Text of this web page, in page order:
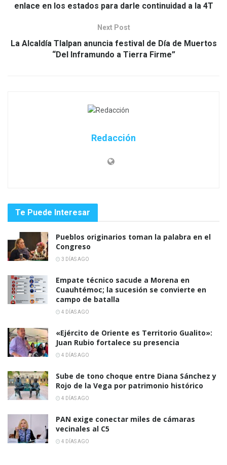
enlace en los estados para darle continuidad a la 4T
Next Post
La Alcaldía Tlalpan anuncia festival de Día de Muertos
“Del Inframundo a Tierra Firme”
Redacción
Te Puede Interesar
Pueblos originarios toman la palabra en el
Congreso
3 DÍAS AGO
Empate técnico sacude a Morena en
Cuauhtémoc; la sucesión se convierte en
campo de batalla
4 DÍAS AGO
«Ejército de Oriente es Territorio Gualito»:
Juan Rubio fortalece su presencia
4 DÍAS AGO
Sube de tono choque entre Diana Sánchez y
Rojo de la Vega por patrimonio histórico
4 DÍAS AGO
PAN exige conectar miles de cámaras
vecinales al C5
4 DÍAS AGO